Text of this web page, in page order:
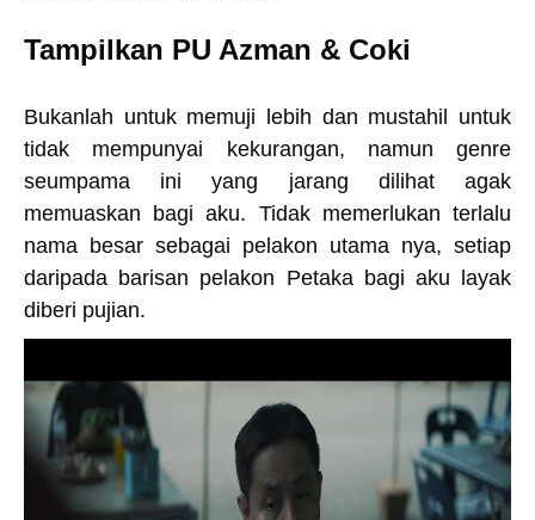
Tampilkan PU Azman & Coki
Bukanlah untuk memuji lebih dan mustahil untuk
tidak mempunyai kekurangan, namun genre
seumpama ini yang jarang dilihat agak
memuaskan bagi aku. Tidak memerlukan terlalu
nama besar sebagai pelakon utama nya, setiap
daripada barisan pelakon Petaka bagi aku layak
diberi pujian.